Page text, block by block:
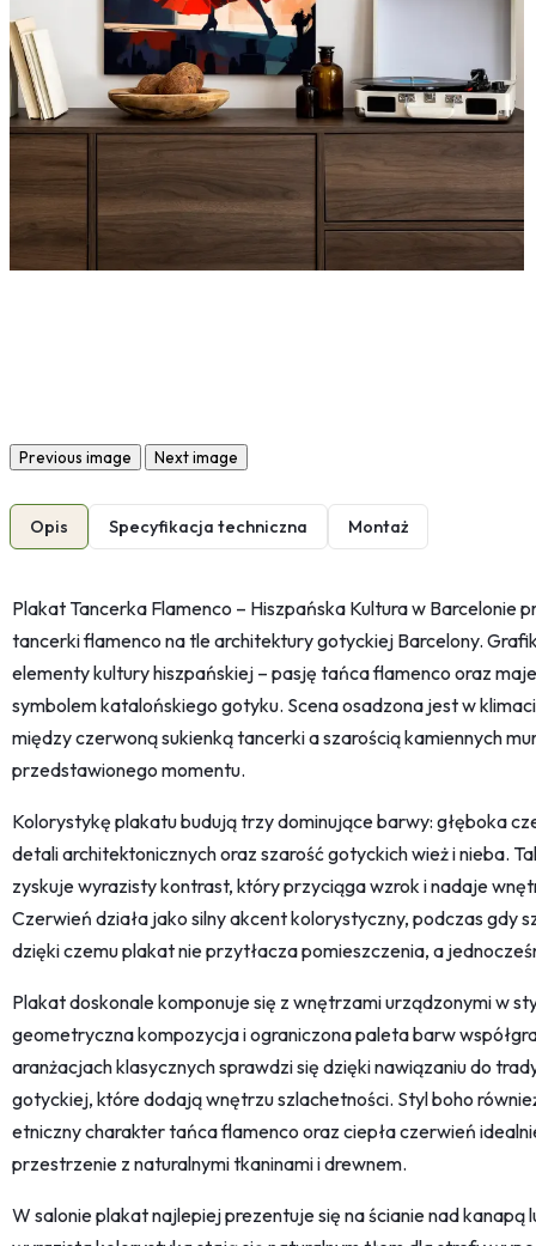
Previous image Next image
Opis Specyfikacja techniczna Montaż
Plakat Tancerka Flamenco – Hiszpańska Kultura w Barcelonie
tancerki flamenco na tle architektury gotyckiej Barcelony.
elementy kultury hiszpańskiej – pasję tańca flamenco oraz
symbolem katalońskiego gotyku. Scena osadzona jest w
między czerwoną sukienką tancerki a szarością kamiennych
przedstawionego momentu.
Kolorystykę plakatu budują trzy dominujące barwy: głęboka
detali architektonicznych oraz szarość gotyckich wież i nieba.
zyskuje wyrazisty kontrast, który przyciąga wzrok i nadaje
Czerwień działa jako silny akcent kolorystyczny, podczas gdy
dzięki czemu plakat nie przytłacza pomieszczenia, a
Plakat doskonale komponuje się z wnętrzami urządzonymi w
geometryczna kompozycja i ograniczona paleta barw
aranżacjach klasycznych sprawdzi się dzięki nawiązaniu do
gotyckiej, które dodają wnętrzu szlachetności. Styl boho
etniczny charakter tańca flamenco oraz ciepła czerwień
przestrzenie z naturalnymi tkaninami i drewnem.
W salonie plakat najlepiej prezentuje się na ścianie nad